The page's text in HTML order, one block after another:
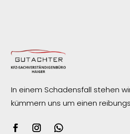
In einem Schadensfall stehen
kümmern uns um einen